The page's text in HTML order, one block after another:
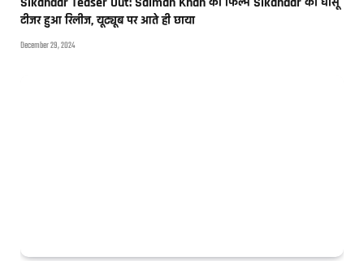
टीजर हुआ रिलीज, यूट्यूब पर आते ही छाया
December 29, 2024